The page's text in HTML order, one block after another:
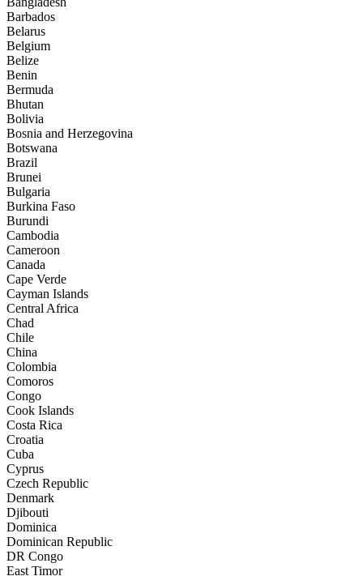
Barbados
Belarus
Belgium
Belize
Benin
Bermuda
Bhutan
Bolivia
Bosnia and Herzegovina
Botswana
Brazil
Brunei
Bulgaria
Burkina Faso
Burundi
Cambodia
Cameroon
Canada
Cape Verde
Cayman Islands
Central Africa
Chad
Chile
China
Colombia
Comoros
Congo
Cook Islands
Costa Rica
Croatia
Cuba
Cyprus
Czech Republic
Denmark
Djibouti
Dominica
Dominican Republic
DR Congo
East Timor